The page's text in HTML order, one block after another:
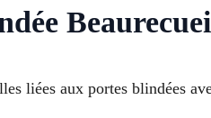
liées aux portes blindées